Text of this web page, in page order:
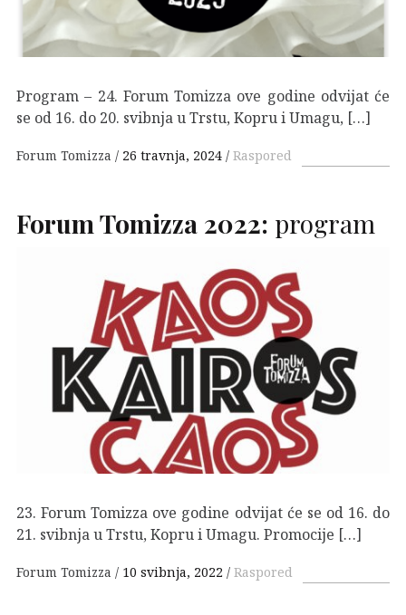
Program – 24. Forum Tomizza ove godine odvijat će
se od 16. do 20. svibnja u Trstu, Kopru i Umagu, […]
Forum Tomizza 26 travnja, 2024 Raspored
Forum Tomizza 2022: program
23. Forum Tomizza ove godine odvijat će se od 16. do
21. svibnja u Trstu, Kopru i Umagu. Promocije […]
Forum Tomizza 10 svibnja, 2022 Raspored